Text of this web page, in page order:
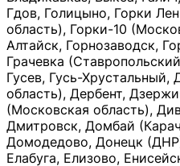
Гдов, Голицыно, Горки
область), Горки-10
Алтайск, Горнозаводск,
Грачевка
Гусев, Гусь-
область), Дербент,
(Московская область),
Дмитровск, Домбай
Домодедово, Донецк
Елабуга, Елизово,